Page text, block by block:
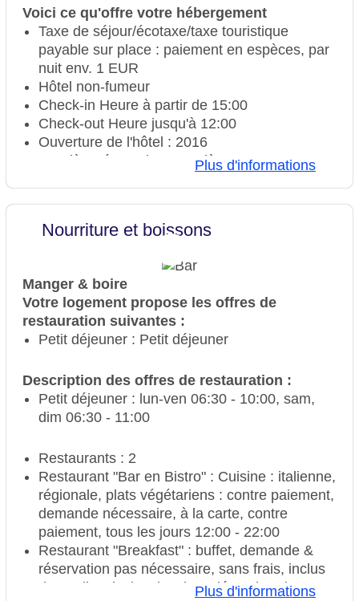
Voici ce qu'offre votre hébergement
Taxe de séjour/écotaxe/taxe touristique
payable sur place : paiement en espèces, par
nuit env. 1 EUR
Hôtel non-fumeur
Check-in Heure à partir de 15:00
Check-out Heure jusqu'à 12:00
Ouverture de l'hôtel : 2016
Dernière rénovation complète : 2016
Jardin, terrasse ensoleillée
chauffée : avril - septembre, chaises longues :
sans frais, parasols : sans frais
Serviettes de bain : sans frais
Internet : WLAN/WiFi, dans tout l'hôtel
(réseau) : sans frais
MasterCard, American Express, Diners, carte
EC/Maestro
animal : chien admis : paiement comptant, par
nécessaire, chat admis : paiement comptant,
par jour env. 20 EUR, demande & réservation
nécessaire
Possibilité de se garer : Parking (selon
disponibilité), non surveillé : paiement
comptant, par nuit env. 15 EUR, demande &
réservation pas nécessaire
Équipements de réunion : salles de réunion
Plus d'informations
Nourriture et boissons
Manger & boire
Votre logement propose les offres de
restauration suivantes :
Petit déjeuner : Petit déjeuner
Description des offres de restauration :
Petit déjeuner : lun-ven 06:30 - 10:00, sam,
dim 06:30 - 11:00
Restaurants : 2
Restaurant "Bar en Bistro" : Cuisine : italienne,
régionale, plats végétariens : contre paiement,
demande nécessaire, à la carte, contre
paiement, tous les jours 12:00 - 22:00
Restaurant "Breakfast" : buffet, demande &
réservation pas nécessaire, sans frais, inclus
dans All Inclusive, janvier - décembre, lun-ven
Plus d'informations